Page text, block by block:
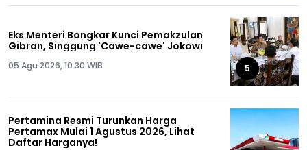
Eks Menteri Bongkar Kunci Pemakzulan
Gibran, Singgung 'Cawe-cawe' Jokowi
05 Agu 2026, 10:30 WIB 5
Pertamina Resmi Turunkan Harga
Pertamax Mulai 1 Agustus 2026, Lihat
Daftar Harganya!